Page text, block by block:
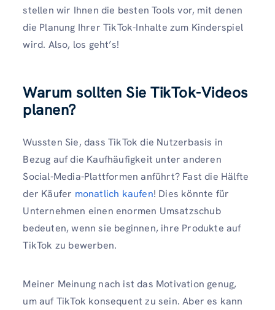
stellen wir Ihnen die besten Tools vor, mit denen
die Planung Ihrer TikTok-Inhalte zum Kinderspiel
wird. Also, los geht’s!
Warum sollten Sie TikTok-Videos
planen?
Wussten Sie, dass TikTok die Nutzerbasis in
Bezug auf die Kaufhäufigkeit unter anderen
Social-Media-Plattformen anführt? Fast die Hälfte
der Käufer monatlich kaufen! Dies könnte für
Unternehmen einen enormen Umsatzschub
bedeuten, wenn sie beginnen, ihre Produkte auf
TikTok zu bewerben.
Meiner Meinung nach ist das Motivation genug,
um auf TikTok konsequent zu sein. Aber es kann